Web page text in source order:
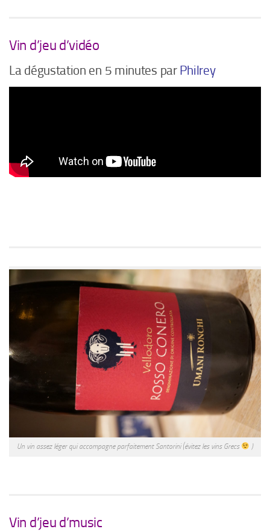
Vin d’jeu d’vidéo
La dégustation en 5 minutes par Philrey
Un vin assez léger qui accompagne parfaitement Santorini (évitez les vins Grecs )
Vin d’jeu d’music